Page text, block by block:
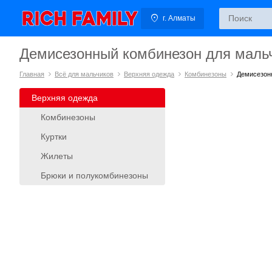
г. Алматы
Демисезонный комбинезон для
Главная Всё для мальчиков Верхняя одежда Комбинезоны
Верхняя одежда
Комбинезоны
Куртки
Жилеты
Брюки и полукомбинезоны